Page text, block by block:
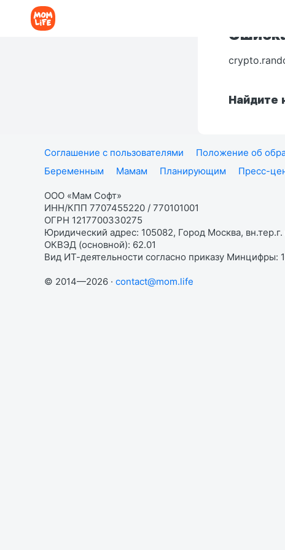
Найдите
Соглашение с пользователями Положение об
Беременным
Мамам Планирующим Пресс-
ООО «Мам Софт»
ИНН/КПП 7707455220 / 770101001
ОГРН 1217700330275
Юридический адрес: 105082, Город Москва,
ОКВЭД (основной): 62.01
Вид ИТ-деятельности согласно приказу Минцифры:
© 2014—2026 · contact@mom.life